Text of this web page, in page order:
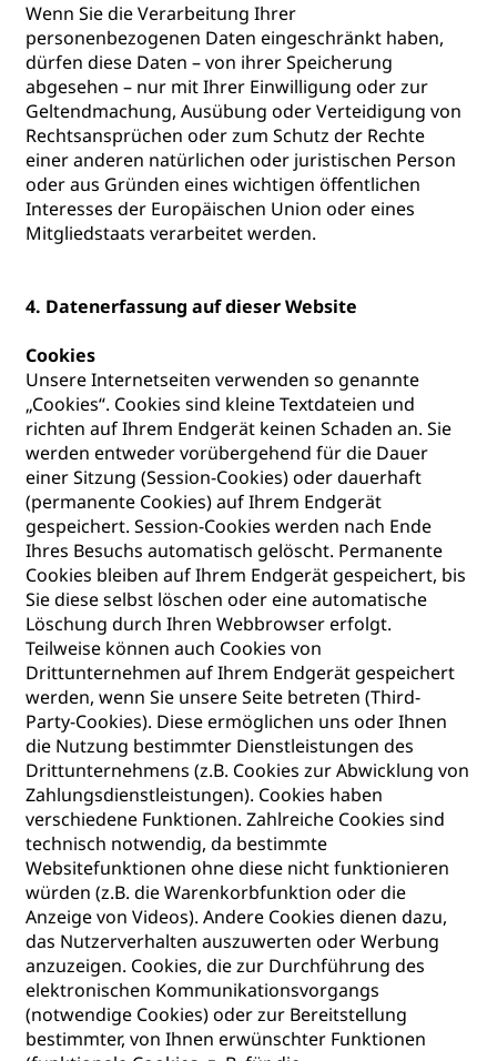
Wenn Sie die Verarbeitung Ihrer
personenbezogenen Daten eingeschränkt haben,
dürfen diese Daten – von ihrer Speicherung
abgesehen – nur mit Ihrer Einwilligung oder zur
Geltendmachung, Ausübung oder Verteidigung von
Rechtsansprüchen oder zum Schutz der Rechte
einer anderen natürlichen oder juristischen Person
oder aus Gründen eines wichtigen öffentlichen
Interesses der Europäischen Union oder eines
Mitgliedstaats verarbeitet werden.
4. Datenerfassung auf dieser Website
Cookies
Unsere Internetseiten verwenden so genannte
„Cookies“. Cookies sind kleine Textdateien und
richten auf Ihrem Endgerät keinen Schaden an. Sie
werden entweder vorübergehend für die Dauer
einer Sitzung (Session-Cookies) oder dauerhaft
(permanente Cookies) auf Ihrem Endgerät
gespeichert. Session-Cookies werden nach Ende
Ihres Besuchs automatisch gelöscht. Permanente
Cookies bleiben auf Ihrem Endgerät gespeichert, bis
Sie diese selbst löschen oder eine automatische
Löschung durch Ihren Webbrowser erfolgt.
Teilweise können auch Cookies von
Drittunternehmen auf Ihrem Endgerät gespeichert
werden, wenn Sie unsere Seite betreten (Third-
Party-Cookies). Diese ermöglichen uns oder Ihnen
die Nutzung bestimmter Dienstleistungen des
Drittunternehmens (z.B. Cookies zur Abwicklung von
Zahlungsdienstleistungen). Cookies haben
verschiedene Funktionen. Zahlreiche Cookies sind
technisch notwendig, da bestimmte
Websitefunktionen ohne diese nicht funktionieren
würden (z.B. die Warenkorbfunktion oder die
Anzeige von Videos). Andere Cookies dienen dazu,
das Nutzerverhalten auszuwerten oder Werbung
anzuzeigen. Cookies, die zur Durchführung des
elektronischen Kommunikationsvorgangs
(notwendige Cookies) oder zur Bereitstellung
bestimmter, von Ihnen erwünschter Funktionen